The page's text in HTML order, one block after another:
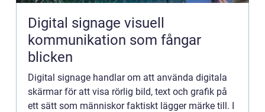
Digital signage visuell
kommunikation som fångar
blicken
Digital signage handlar om att använda digitala
skärmar för att visa rörlig bild, text och grafik på
ett sätt som människor faktiskt lägger märke till. I